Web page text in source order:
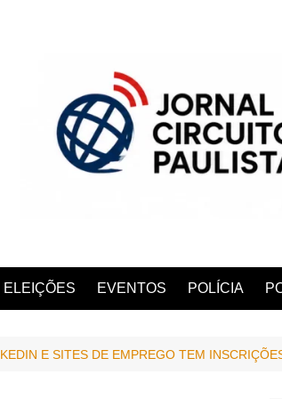
ELEIÇÕES EVENTOS POLÍCIA
E SITES DE EMPREGO TEM